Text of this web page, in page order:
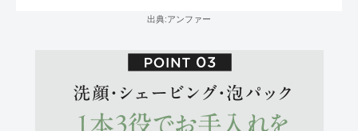
出典:アンファー